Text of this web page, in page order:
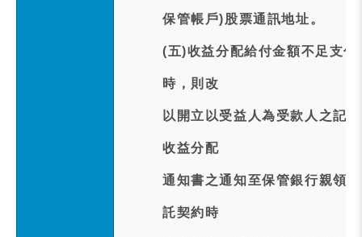
保管帳戶)股票通訊地址。
(五)收益分配給付金額不足支
時，則改
以開立以受益人為受款人之記
收益分配
通知書之通知至保管銀行親領
託契約時